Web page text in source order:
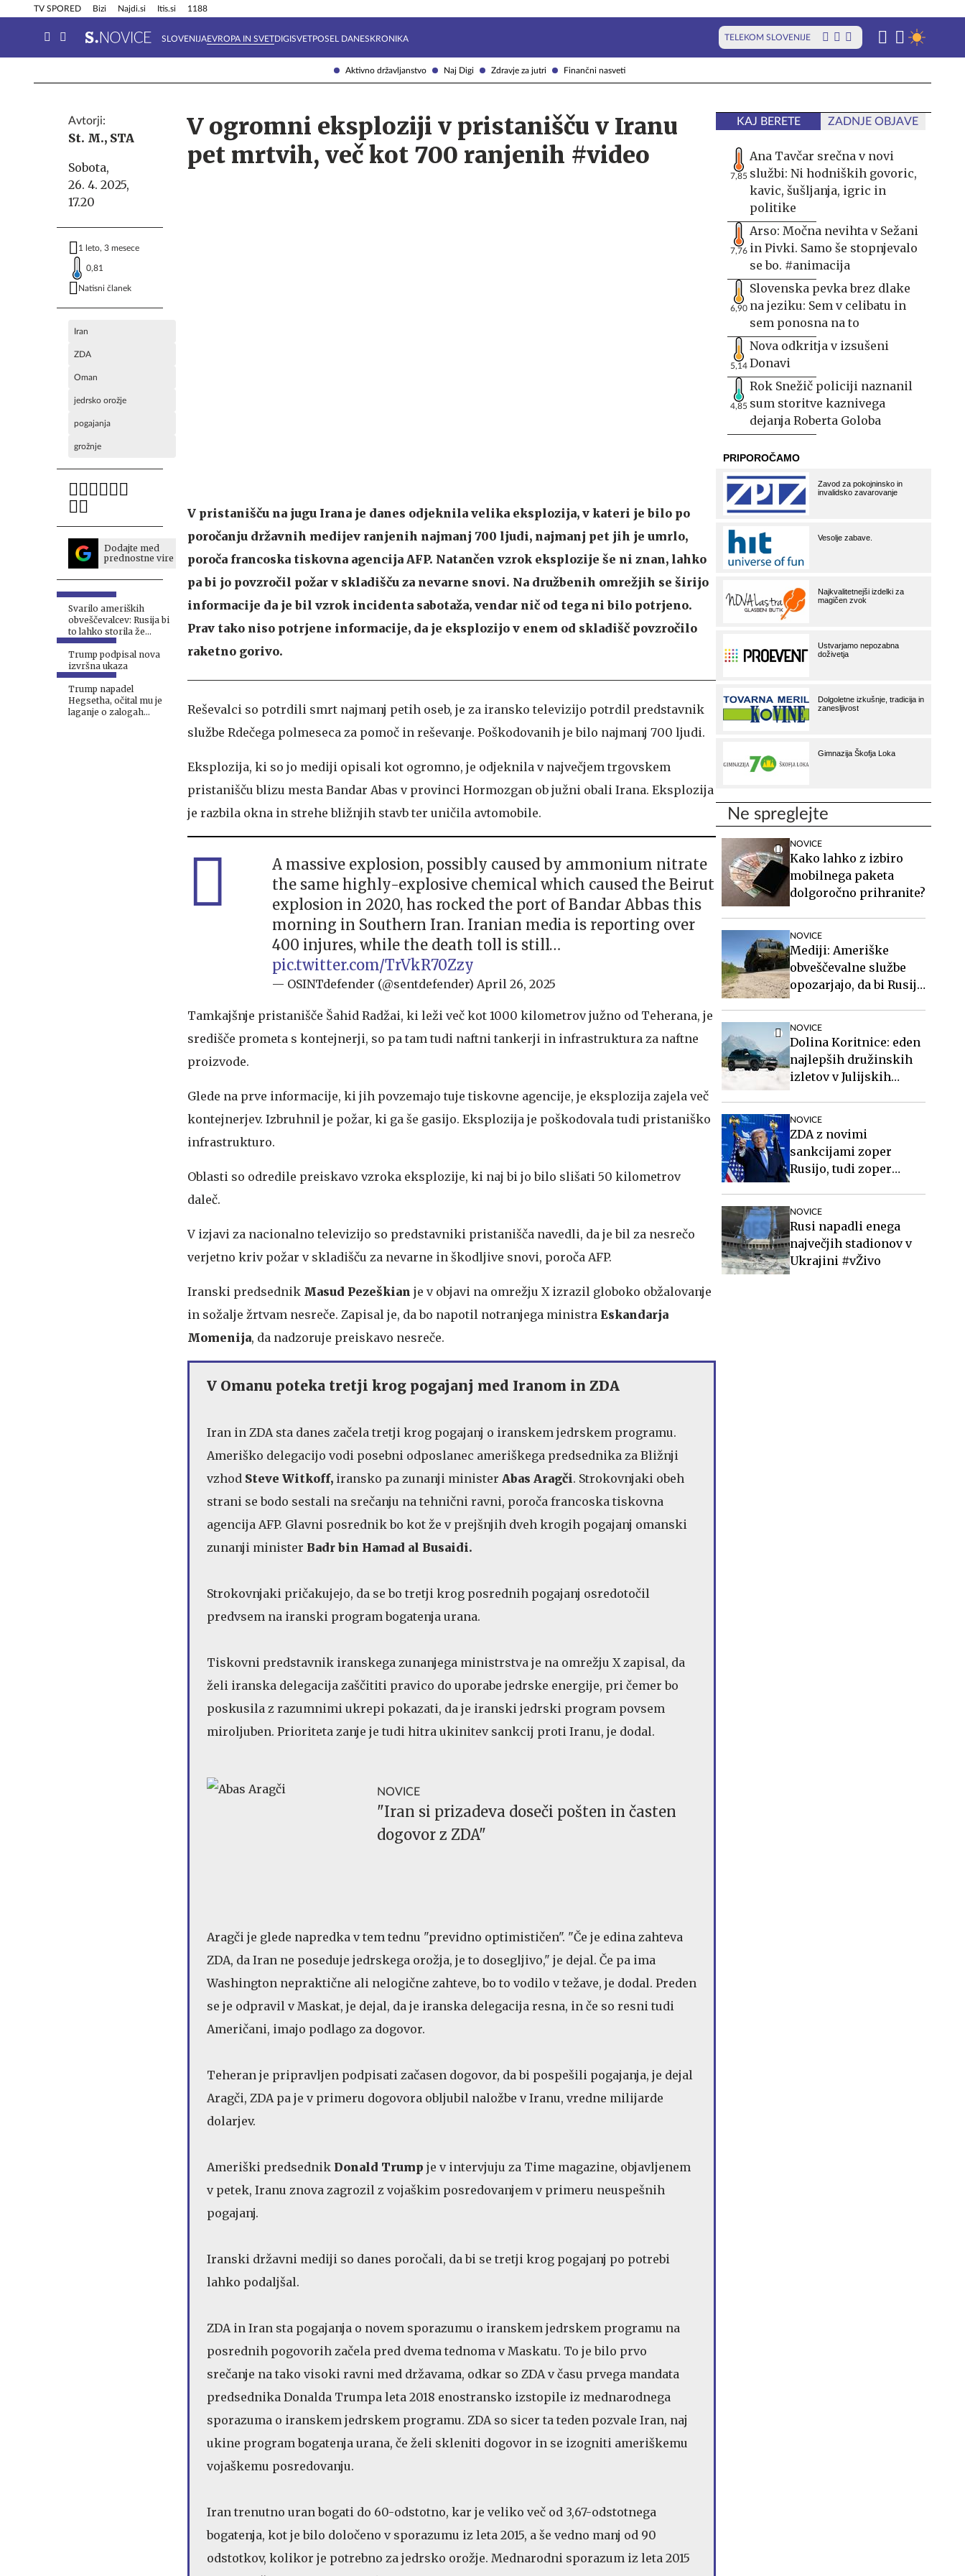
Aktivno državljanstvo Naj Digi Zdravje za jutri Finančni nasveti
TV SPORED Bizi Najdi.si Itis.si 1188
SLOVENIJAEVROPA IN SVETDIGISVETPOSEL DANESKRONIKA TELEKOM SLOVENIJE
Info in obvestila Tehnik
Avtorji:
St. M., STA
Sobota,
26. 4. 2025,
17.20
1 leto, 3 mesece
0,81
Natisni članek
Iran
ZDA
Oman
jedrsko orožje
pogajanja
grožnje
Dodajte med
prednostne vire
Svarilo ameriških
obveščevalcev: Rusija bi
to lahko storila že
jeseni
Trump podpisal nova
izvršna ukaza
Trump napadel
Hegsetha, očital mu je
laganje o zalogah
V ogromni eksploziji v pristanišču v Iranu
pet mrtvih, več kot 700 ranjenih #video
V pristanišču na jugu Irana je danes odjeknila velika eksplozija, v kateri je bilo po
poročanju državnih medijev ranjenih najmanj 700 ljudi, najmanj pet jih je umrlo,
poroča francoska tiskovna agencija AFP. Natančen vzrok eksplozije še ni znan, lahko
pa bi jo povzročil požar v skladišču za nevarne snovi. Na družbenih omrežjih se širijo
informacije da je bil vzrok incidenta sabotaža, vendar nič od tega ni bilo potrjeno.
Prav tako niso potrjene informacije, da je eksplozijo v enem od skladišč povzročilo
raketno gorivo.
Reševalci so potrdili smrt najmanj petih oseb, je za iransko televizijo potrdil predstavnik
službe Rdečega polmeseca za pomoč in reševanje. Poškodovanih je bilo najmanj 700 ljudi.
Eksplozija, ki so jo mediji opisali kot ogromno, je odjeknila v največjem trgovskem
pristanišču blizu mesta Bandar Abas v provinci Hormozgan ob južni obali Irana. Eksplozija
je razbila okna in strehe bližnjih stavb ter uničila avtomobile.
A massive explosion, possibly caused by ammonium nitrate
the same highly-explosive chemical which caused the Beirut
explosion in 2020, has rocked the port of Bandar Abbas this
morning in Southern Iran. Iranian media is reporting over
400 injures, while the death toll is still…
pic.twitter.com/TrVkR70Zzy
— OSINTdefender (@sentdefender) April 26, 2025
Tamkajšnje pristanišče Šahid Radžai, ki leži več kot 1000 kilometrov južno od Teherana, je
središče prometa s kontejnerji, so pa tam tudi naftni tankerji in infrastruktura za naftne
proizvode.
Glede na prve informacije, ki jih povzemajo tuje tiskovne agencije, je eksplozija zajela več
kontejnerjev. Izbruhnil je požar, ki ga še gasijo. Eksplozija je poškodovala tudi pristaniško
infrastrukturo.
Oblasti so odredile preiskavo vzroka eksplozije, ki naj bi jo bilo slišati 50 kilometrov
daleč.
V izjavi za nacionalno televizijo so predstavniki pristanišča navedli, da je bil za nesrečo
verjetno kriv požar v skladišču za nevarne in škodljive snovi, poroča AFP.
Iranski predsednik Masud Pezeškian je v objavi na omrežju X izrazil globoko obžalovanje
in sožalje žrtvam nesreče. Zapisal je, da bo napotil notranjega ministra Eskandarja
Momenija, da nadzoruje preiskavo nesreče.
V Omanu poteka tretji krog pogajanj med Iranom in ZDA
Iran in ZDA sta danes začela tretji krog pogajanj o iranskem jedrskem programu.
Ameriško delegacijo vodi posebni odposlanec ameriškega predsednika za Bližnji
vzhod Steve Witkoff, iransko pa zunanji minister Abas Aragči. Strokovnjaki obeh
strani se bodo sestali na srečanju na tehnični ravni, poroča francoska tiskovna
agencija AFP. Glavni posrednik bo kot že v prejšnjih dveh krogih pogajanj omanski
zunanji minister Badr bin Hamad al Busaidi.
Strokovnjaki pričakujejo, da se bo tretji krog posrednih pogajanj osredotočil
predvsem na iranski program bogatenja urana.
Tiskovni predstavnik iranskega zunanjega ministrstva je na omrežju X zapisal, da
želi iranska delegacija zaščititi pravico do uporabe jedrske energije, pri čemer bo
poskusila z razumnimi ukrepi pokazati, da je iranski jedrski program povsem
miroljuben. Prioriteta zanje je tudi hitra ukinitev sankcij proti Iranu, je dodal.
NOVICE
"Iran si prizadeva doseči pošten in časten
dogovor z ZDA"
Aragči je glede napredka v tem tednu "previdno optimističen". "Če je edina zahteva
ZDA, da Iran ne poseduje jedrskega orožja, je to dosegljivo," je dejal. Če pa ima
Washington nepraktične ali nelogične zahteve, bo to vodilo v težave, je dodal. Preden
se je odpravil v Maskat, je dejal, da je iranska delegacija resna, in če so resni tudi
Američani, imajo podlago za dogovor.
Teheran je pripravljen podpisati začasen dogovor, da bi pospešili pogajanja, je dejal
Aragči, ZDA pa je v primeru dogovora obljubil naložbe v Iranu, vredne milijarde
dolarjev.
Ameriški predsednik Donald Trump je v intervjuju za Time magazine, objavljenem
v petek, Iranu znova zagrozil z vojaškim posredovanjem v primeru neuspešnih
pogajanj.
Iranski državni mediji so danes poročali, da bi se tretji krog pogajanj po potrebi
lahko podaljšal.
ZDA in Iran sta pogajanja o novem sporazumu o iranskem jedrskem programu na
posrednih pogovorih začela pred dvema tednoma v Maskatu. To je bilo prvo
srečanje na tako visoki ravni med državama, odkar so ZDA v času prvega mandata
predsednika Donalda Trumpa leta 2018 enostransko izstopile iz mednarodnega
sporazuma o iranskem jedrskem programu. ZDA so sicer ta teden pozvale Iran, naj
ukine program bogatenja urana, če želi skleniti dogovor in se izogniti ameriškemu
vojaškemu posredovanju.
Iran trenutno uran bogati do 60-odstotno, kar je veliko več od 3,67-odstotnega
bogatenja, kot je bilo določeno v sporazumu iz leta 2015, a še vedno manj od 90
odstotkov, kolikor je potrebno za jedrsko orožje. Mednarodni sporazum iz leta 2015
KAJ BERETE ZADNJE OBJAVE
7,85
Ana Tavčar srečna v novi
službi: Ni hodniških govoric,
kavic, šušljanja, igric in
politike
7,76
Arso: Močna nevihta v Sežani
in Pivki. Samo še stopnjevalo
se bo. #animacija
6,90
Slovenska pevka brez dlake
na jeziku: Sem v celibatu in
sem ponosna na to
5,14
Nova odkritja v izsušeni
Donavi
4,85
Rok Snežič policiji naznanil
sum storitve kaznivega
dejanja Roberta Goloba
Ne spreglejte
NOVICE
Kako lahko z izbiro
mobilnega paketa
dolgoročno prihranite?
NOVICE
Mediji: Ameriške
obveščevalne službe
opozarjajo, da bi Rusija
NOVICE
Dolina Koritnice: eden
najlepših družinskih
izletov v Julijskih
NOVICE
ZDA z novimi
sankcijami zoper
Rusijo, tudi zoper
NOVICE
Rusi napadli enega
največjih stadionov v
Ukrajini #vŽivo